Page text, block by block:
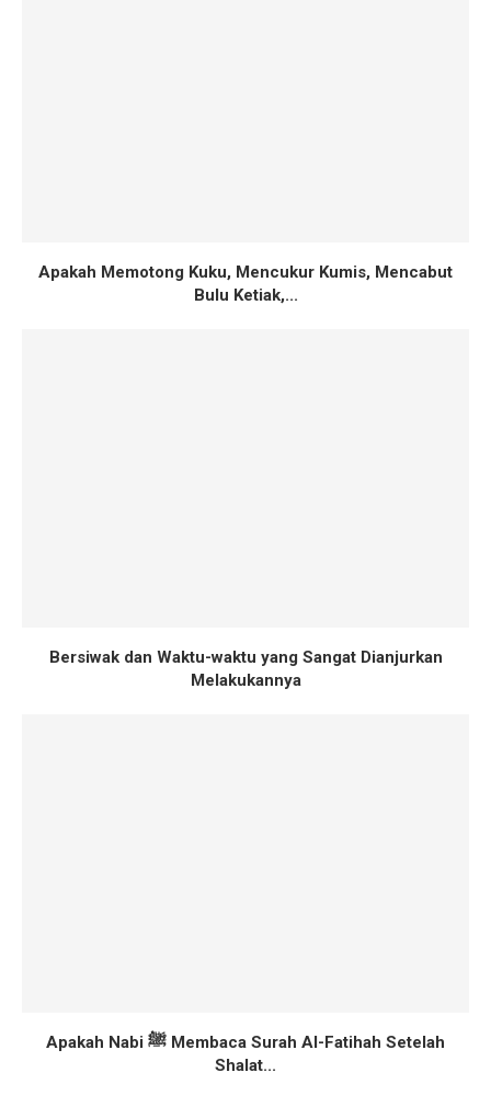
Apakah Memotong Kuku, Mencukur Kumis, Mencabut
Bulu Ketiak,...
Bersiwak dan Waktu-waktu yang Sangat Dianjurkan
Melakukannya
Apakah Nabi ﷺ Membaca Surah Al-Fatihah Setelah
Shalat...